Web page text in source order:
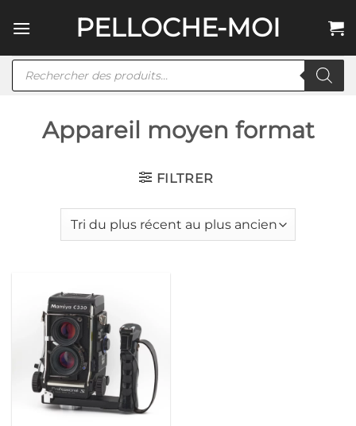
au
PELLOCHE-MOI
Recherche
Appareil moyen format
FILTRER